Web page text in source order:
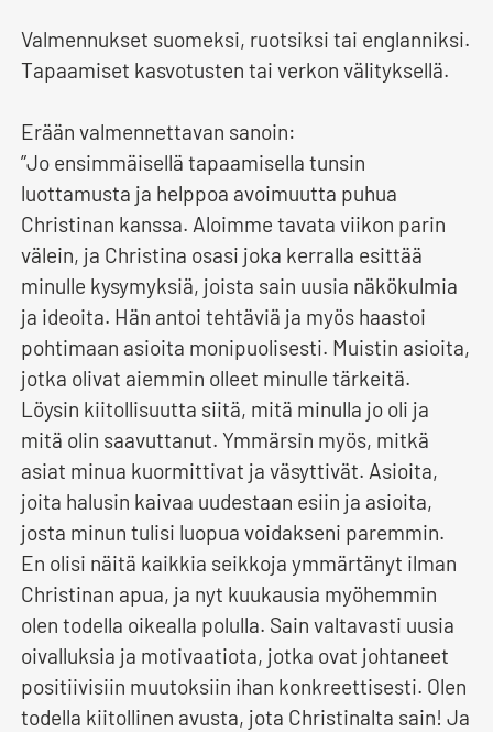
Valmennukset suomeksi, ruotsiksi tai englanniksi.
Tapaamiset kasvotusten tai verkon välityksellä.
Erään valmennettavan sanoin:
”Jo ensimmäisellä tapaamisella tunsin
luottamusta ja helppoa avoimuutta puhua
Christinan kanssa. Aloimme tavata viikon parin
välein, ja Christina osasi joka kerralla esittää
minulle kysymyksiä, joista sain uusia näkökulmia
ja ideoita. Hän antoi tehtäviä ja myös haastoi
pohtimaan asioita monipuolisesti. Muistin asioita,
jotka olivat aiemmin olleet minulle tärkeitä.
Löysin kiitollisuutta siitä, mitä minulla jo oli ja
mitä olin saavuttanut. Ymmärsin myös, mitkä
asiat minua kuormittivat ja väsyttivät. Asioita,
joita halusin kaivaa uudestaan esiin ja asioita,
josta minun tulisi luopua voidakseni paremmin.
En olisi näitä kaikkia seikkoja ymmärtänyt ilman
Christinan apua, ja nyt kuukausia myöhemmin
olen todella oikealla polulla. Sain valtavasti uusia
oivalluksia ja motivaatiota, jotka ovat johtaneet
positiivisiin muutoksiin ihan konkreettisesti. Olen
todella kiitollinen avusta, jota Christinalta sain! Ja